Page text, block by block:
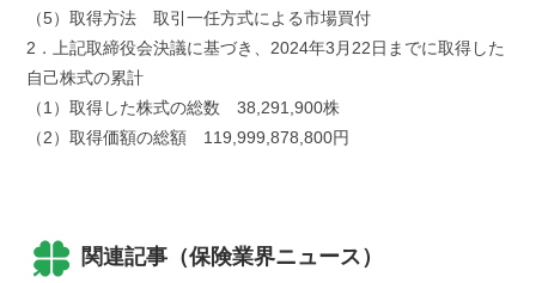
（5）取得方法 取引一任方式による市場買付
2．上記取締役会決議に基づき、2024年3月22日までに取得した
自己株式の累計
（1）取得した株式の総数 38,291,900株
（2）取得価額の総額 119,999,878,800円
関連記事（保険業界ニュース）